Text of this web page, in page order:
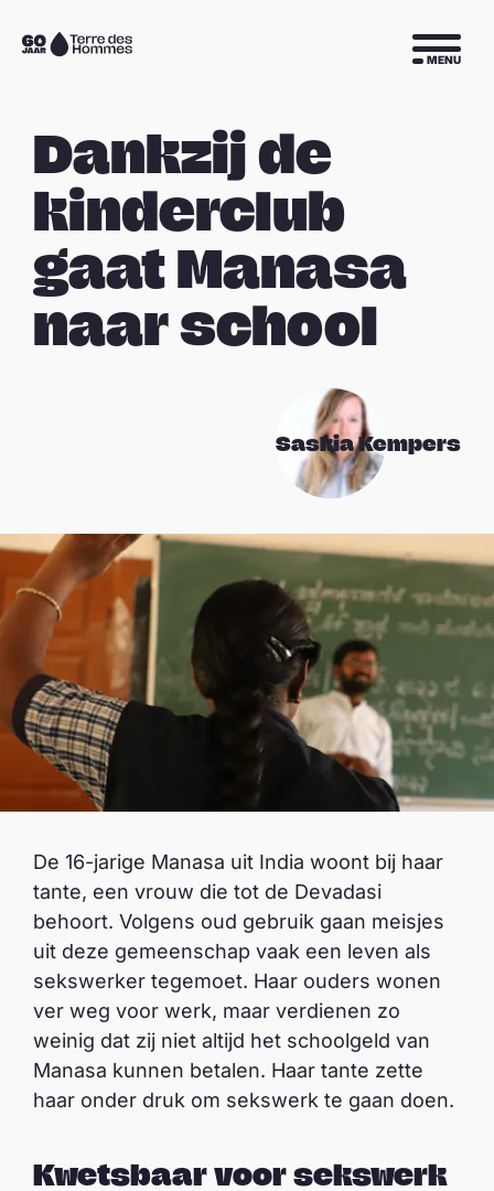
Sla navigatie over
Naar
MENU
Dankzij de
kinderclub
gaat Manasa
naar school
Saskia Kempers
De 16-jarige Manasa uit India woont bij haar
tante, een vrouw die tot de Devadasi
behoort. Volgens oud gebruik gaan meisjes
uit deze gemeenschap vaak een leven als
sekswerker tegemoet. Haar ouders wonen
ver weg voor werk, maar verdienen zo
weinig dat zij niet altijd het schoolgeld van
Manasa kunnen betalen. Haar tante zette
haar onder druk om sekswerk te gaan doen.
Kwetsbaar voor sekswerk